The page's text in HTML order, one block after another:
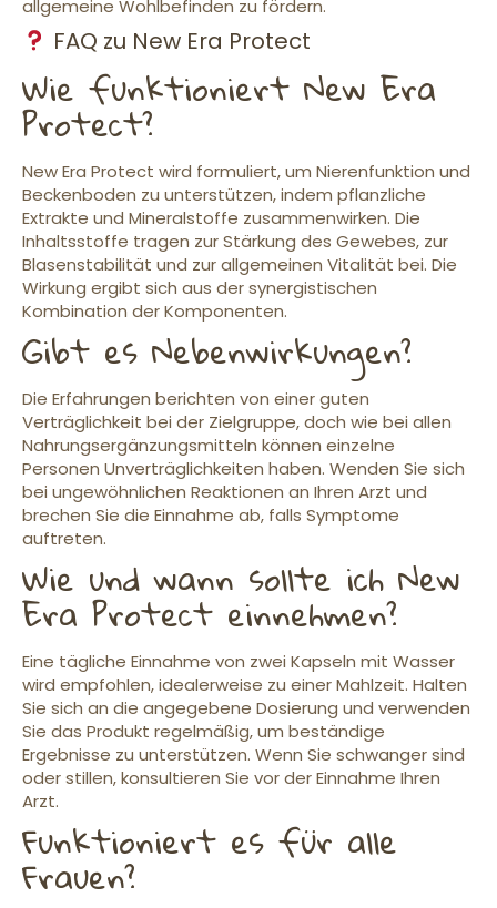
allgemeine Wohlbefinden zu fördern.
FAQ zu New Era Protect
Wie funktioniert New Era
Protect?
New Era Protect wird formuliert, um Nierenfunktion und
Beckenboden zu unterstützen, indem pflanzliche
Extrakte und Mineralstoffe zusammenwirken. Die
Inhaltsstoffe tragen zur Stärkung des Gewebes, zur
Blasenstabilität und zur allgemeinen Vitalität bei. Die
Wirkung ergibt sich aus der synergistischen
Kombination der Komponenten.
Gibt es Nebenwirkungen?
Die Erfahrungen berichten von einer guten
Verträglichkeit bei der Zielgruppe, doch wie bei allen
Nahrungsergänzungsmitteln können einzelne
Personen Unverträglichkeiten haben. Wenden Sie sich
bei ungewöhnlichen Reaktionen an Ihren Arzt und
brechen Sie die Einnahme ab, falls Symptome
auftreten.
Wie und wann sollte ich New
Era Protect einnehmen?
Eine tägliche Einnahme von zwei Kapseln mit Wasser
wird empfohlen, idealerweise zu einer Mahlzeit. Halten
Sie sich an die angegebene Dosierung und verwenden
Sie das Produkt regelmäßig, um beständige
Ergebnisse zu unterstützen. Wenn Sie schwanger sind
oder stillen, konsultieren Sie vor der Einnahme Ihren
Arzt.
Funktioniert es für alle
Frauen?